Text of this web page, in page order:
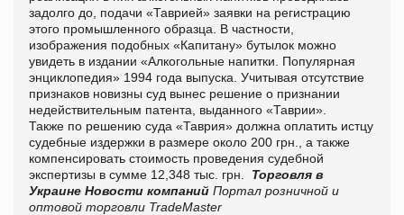
задолго до, подачи «Таврией» заявки на регистрацию
этого промышленного образца. В частности,
изображения подобных «Капитану» бутылок можно
увидеть в издании «Алкогольные напитки. Популярная
энциклопедия» 1994 года выпуска. Учитывая отсутствие
признаков новизны суд вынес решение о признании
недействительным патента, выданного «Таврии».
Также по решению суда «Таврия» должна оплатить истцу
судебные издержки в размере около 200 грн., а также
компенсировать стоимость проведения судебной
экспертизы в сумме 12,348 тыс. грн. Торговля в
Украине Новости компаний Портал розничной и
оптовой торговли TradeMaster